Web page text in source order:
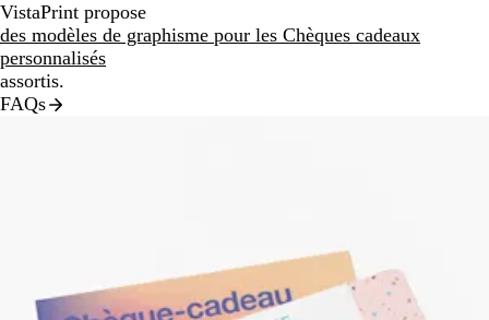
VistaPrint propose
des modèles de graphisme pour les Chèques cadeaux
personnalisés
assortis.
FAQs